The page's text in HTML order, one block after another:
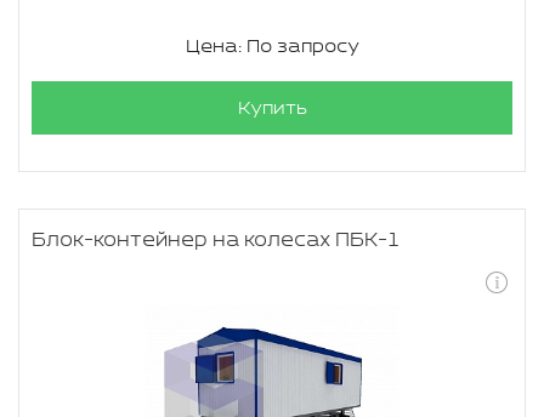
Цена: По запросу
Купить
Блок-контейнер на колесах ПБК-1